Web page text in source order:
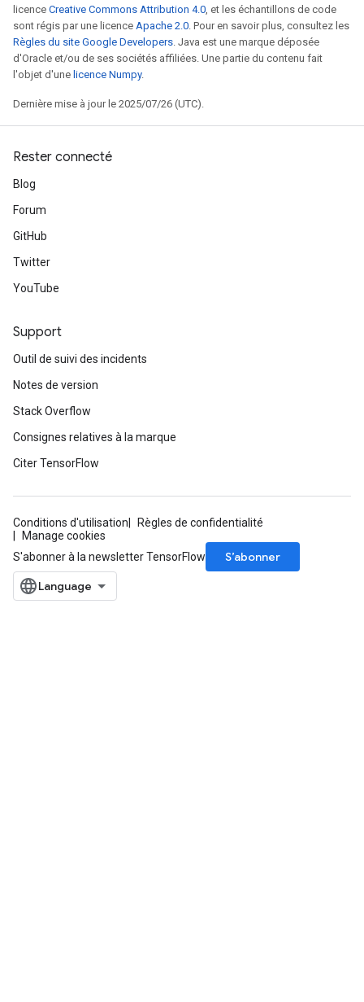
licence Creative Commons Attribution 4.0, et les échantillons de code
sont régis par une licence Apache 2.0. Pour en savoir plus, consultez les
Règles du site Google Developers. Java est une marque déposée
d'Oracle et/ou de ses sociétés affiliées. Une partie du contenu fait
l'objet d'une licence Numpy.
Dernière mise à jour le 2025/07/26 (UTC).
Rester connecté
Blog
Forum
GitHub
Twitter
YouTube
Support
Outil de suivi des incidents
Notes de version
Stack Overflow
Consignes relatives à la marque
Citer TensorFlow
Conditions d'utilisation
Règles de confidentialité
Manage cookies
S'abonner à la newsletter TensorFlow
S’abonner